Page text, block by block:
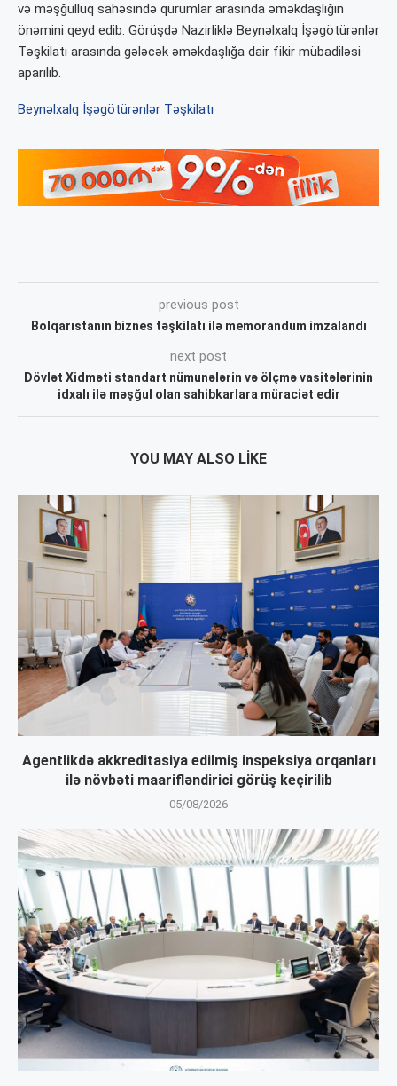
və məşğulluq sahəsində qurumlar arasında əməkdaşlığın
önəmini qeyd edib. Görüşdə Nazirliklə Beynəlxalq İşəgötürənlər
Təşkilatı arasında gələcək əməkdaşlığa dair fikir mübadiləsi
aparılıb.
Beynəlxalq İşəgötürənlər Təşkilatı
previous post
Bolqarıstanın biznes təşkilatı ilə memorandum imzalandı
next post
Dövlət Xidməti standart nümunələrin və ölçmə vasitələrinin
idxalı ilə məşğul olan sahibkarlara müraciət edir
YOU MAY ALSO LIKE
Agentlikdə akkreditasiya edilmiş inspeksiya orqanları
ilə növbəti maarifləndirici görüş keçirilib
05/08/2026